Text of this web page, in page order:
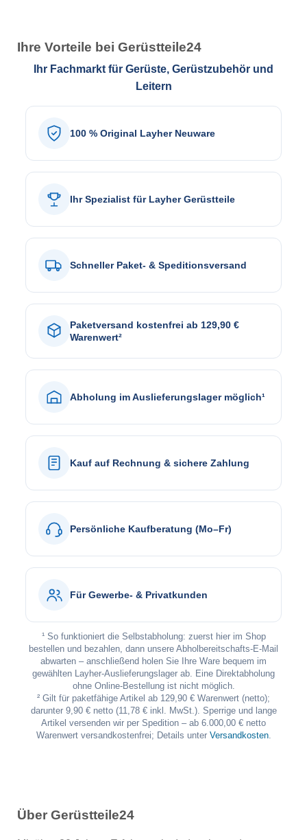
Ihre Vorteile bei Gerüstteile24
Ihr Fachmarkt für Gerüste, Gerüstzubehör und
Leitern
100 % Original Layher Neuware
Ihr Spezialist für Layher Gerüstteile
Schneller Paket- & Speditionsversand
Paketversand kostenfrei ab 129,90 €
Warenwert²
Abholung im Auslieferungslager möglich¹
Kauf auf Rechnung & sichere Zahlung
Persönliche Kaufberatung (Mo–Fr)
Für Gewerbe- & Privatkunden
¹ So funktioniert die Selbstabholung: zuerst hier im Shop
bestellen und bezahlen, dann unsere Abholbereitschafts-E-Mail
abwarten – anschließend holen Sie Ihre Ware bequem im
gewählten Layher-Auslieferungslager ab. Eine Direktabholung
ohne Online-Bestellung ist nicht möglich.
² Gilt für paketfähige Artikel ab 129,90 € Warenwert (netto);
darunter 9,90 € netto (11,78 € inkl. MwSt.). Sperrige und lange
Artikel versenden wir per Spedition – ab 6.000,00 € netto
Warenwert versandkostenfrei; Details unter Versandkosten.
Über Gerüstteile24